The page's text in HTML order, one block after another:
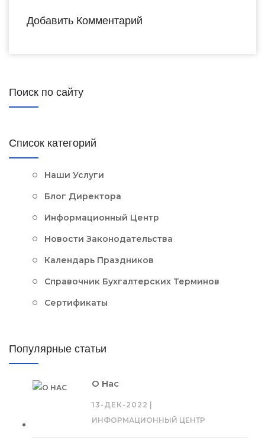
Добавить Комментарий
Поиск по сайту
Список категорий
Наши Услуги
Блог Директора
Информационный Центр
Новости Законодательства
Календарь Праздников
Справочник Бухгалтерских Терминов
Сертификаты
Популярные статьи
О Нас
13-ДЕК-2022
ИНФОРМАЦИОННЫЙ ЦЕНТР